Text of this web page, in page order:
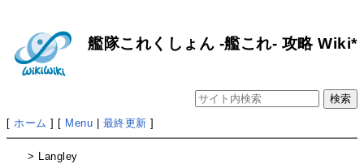
艦隊これくしょん -艦これ- 攻略 Wiki*
[ホーム ] [ Menu 最終更新 ]
> Langley